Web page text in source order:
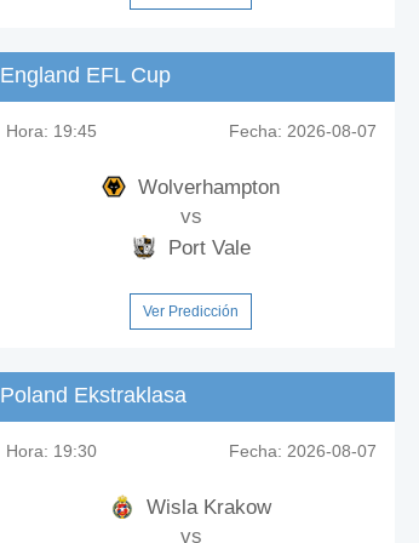
England EFL Cup
Hora: 19:45 Fecha: 2026-08-07
Wolverhampton
vs
Port Vale
Ver Predicción
Poland Ekstraklasa
Hora: 19:30 Fecha: 2026-08-07
Wisla Krakow
vs